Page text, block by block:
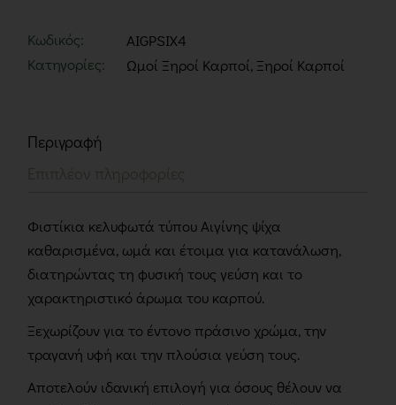
Κωδικός:
AIGPSIX4
Κατηγορίες:
Ωμοί Ξηροί Καρποί, Ξηροί Καρποί
Περιγραφή
Φιστίκια κελυφωτά τύπου Αιγίνης ψίχα
καθαρισμένα, ωμά και έτοιμα για κατανάλωση,
διατηρώντας τη φυσική τους γεύση και το
χαρακτηριστικό άρωμα του καρπού.
Ξεχωρίζουν για το έντονο πράσινο χρώμα, την
τραγανή υφή και την πλούσια γεύση τους.
Αποτελούν ιδανική επιλογή για όσους θέλουν να